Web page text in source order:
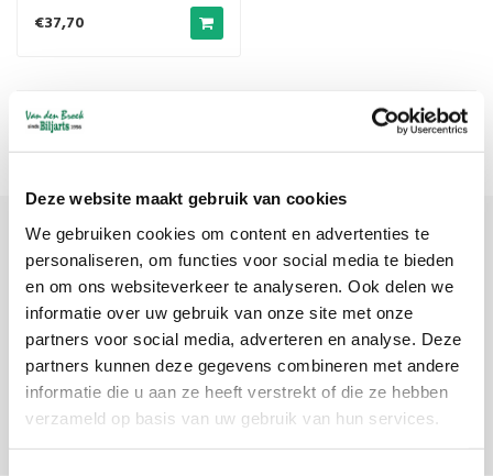
Deze website maakt gebruik van cookies
We gebruiken cookies om content en advertenties te
personaliseren, om functies voor social media te bieden
en om ons websiteverkeer te analyseren. Ook delen we
informatie over uw gebruik van onze site met onze
partners voor social media, adverteren en analyse. Deze
partners kunnen deze gegevens combineren met andere
informatie die u aan ze heeft verstrekt of die ze hebben
verzameld op basis van uw gebruik van hun services.
€37,70
Meest bekeken 1
Meld je aan voor onze nieuwsbrief
Ontvang de laatste updates, nieuws en aanbiedingen via email
Abonneer